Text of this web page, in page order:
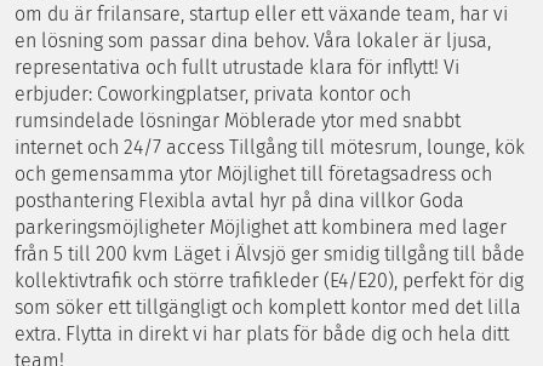
om du är frilansare, startup eller ett växande team, har vi
en lösning som passar dina behov. Våra lokaler är ljusa,
representativa och fullt utrustade klara för inflytt! Vi
erbjuder: Coworkingplatser, privata kontor och
rumsindelade lösningar Möblerade ytor med snabbt
internet och 24/7 access Tillgång till mötesrum, lounge, kök
och gemensamma ytor Möjlighet till företagsadress och
posthantering Flexibla avtal hyr på dina villkor Goda
parkeringsmöjligheter Möjlighet att kombinera med lager
från 5 till 200 kvm Läget i Älvsjö ger smidig tillgång till både
kollektivtrafik och större trafikleder (E4/E20), perfekt för dig
som söker ett tillgängligt och komplett kontor med det lilla
extra. Flytta in direkt vi har plats för både dig och hela ditt
team!